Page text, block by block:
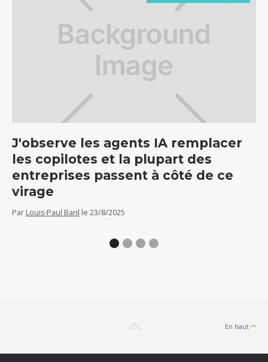
J'observe les agents IA remplacer
les copilotes et la plupart des
entreprises passent à côté de ce
virage
Par Louis-Paul Baril le 23/8/2025
En haut